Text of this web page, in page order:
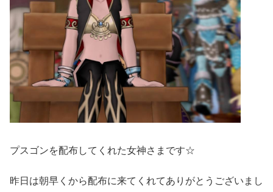
プスゴンを配布してくれた女神さまです☆
昨日は朝早くから配布に来てくれてありがとうございまし